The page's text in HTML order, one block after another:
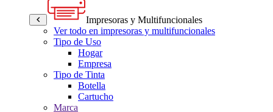
Impresoras y Multifuncionales
Ver todo en impresoras y multifuncionales
Tipo de Uso
Hogar
Empresa
Tipo de Tinta
Botella
Cartucho
Marca